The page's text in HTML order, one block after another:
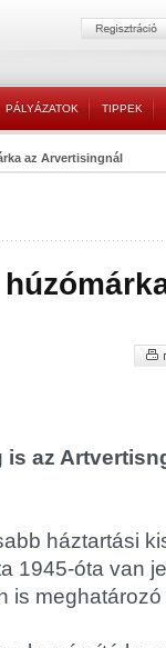
PÁLYÁZATOK TIPPEK
az Arvertisingnál
az
háztartási
1945-óta van
is